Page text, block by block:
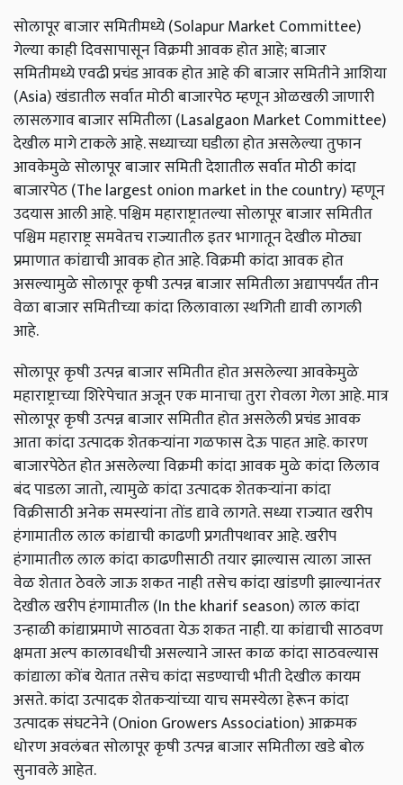
सोलापूर बाजार समितीमध्ये (Solapur Market Committee)
गेल्या काही दिवसापासून विक्रमी आवक होत आहे; बाजार
समितीमध्ये एवढी प्रचंड आवक होत आहे की बाजार समितीने आशिया
(Asia) खंडातील सर्वात मोठी बाजारपेठ म्हणून ओळखली जाणारी
लासलगाव बाजार समितीला (Lasalgaon Market Committee)
देखील मागे टाकले आहे. सध्याच्या घडीला होत असलेल्या तुफान
आवकेमुळे सोलापूर बाजार समिती देशातील सर्वात मोठी कांदा
बाजारपेठ (The largest onion market in the country) म्हणून
उदयास आली आहे. पश्चिम महाराष्ट्रातल्या सोलापूर बाजार समितीत
पश्चिम महाराष्ट्र समवेतच राज्यातील इतर भागातून देखील मोठ्या
प्रमाणात कांद्याची आवक होत आहे. विक्रमी कांदा आवक होत
असल्यामुळे सोलापूर कृषी उत्पन्न बाजार समितीला अद्यापपर्यंत तीन
वेळा बाजार समितीच्या कांदा लिलावाला स्थगिती द्यावी लागली
आहे.
सोलापूर कृषी उत्पन्न बाजार समितीत होत असलेल्या आवकेमुळे
महाराष्ट्राच्या शिरेपेचात अजून एक मानाचा तुरा रोवला गेला आहे. मात्र
सोलापूर कृषी उत्पन्न बाजार समितीत होत असलेली प्रचंड आवक
आता कांदा उत्पादक शेतकर्‍यांना गळफास देऊ पाहत आहे. कारण
बाजारपेठेत होत असलेल्या विक्रमी कांदा आवक मुळे कांदा लिलाव
बंद पाडला जातो, त्यामुळे कांदा उत्पादक शेतकऱ्यांना कांदा
विक्रीसाठी अनेक समस्यांना तोंड द्यावे लागते. सध्या राज्यात खरीप
हंगामातील लाल कांद्याची काढणी प्रगतीपथावर आहे. खरीप
हंगामातील लाल कांदा काढणीसाठी तयार झाल्यास त्याला जास्त
वेळ शेतात ठेवले जाऊ शकत नाही तसेच कांदा खांडणी झाल्यानंतर
देखील खरीप हंगामातील (In the kharif season) लाल कांदा
उन्हाळी कांद्याप्रमाणे साठवता येऊ शकत नाही. या कांद्याची साठवण
क्षमता अल्प कालावधीची असल्याने जास्त काळ कांदा साठवल्यास
कांद्याला कोंब येतात तसेच कांदा सडण्याची भीती देखील कायम
असते. कांदा उत्पादक शेतकऱ्यांच्या याच समस्येला हेरून कांदा
उत्पादक संघटनेने (Onion Growers Association) आक्रमक
धोरण अवलंबत सोलापूर कृषी उत्पन्न बाजार समितीला खडे बोल
सुनावले आहेत.